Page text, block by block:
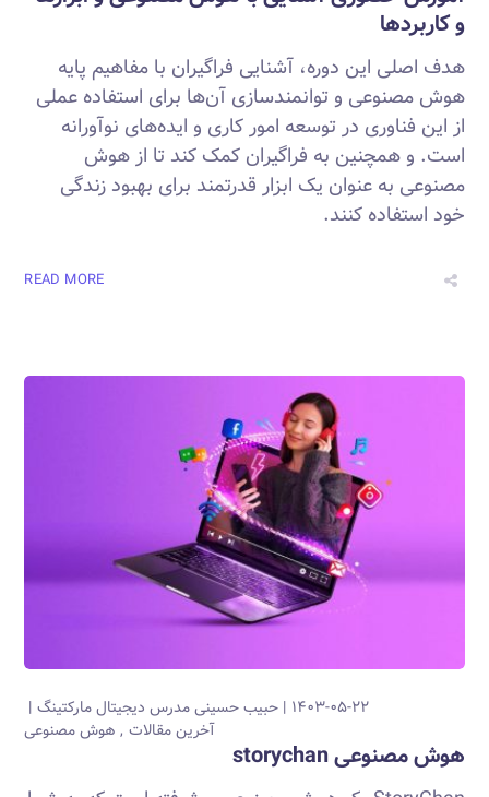
و کاربردها
هدف اصلی این دوره، آشنایی فراگیران با مفاهیم پایه
هوش مصنوعی و توانمندسازی آن‌ها برای استفاده عملی
از این فناوری در توسعه امور کاری و ایده‌های نوآورانه
است. و همچنین به فراگیران کمک کند تا از هوش
مصنوعی به عنوان یک ابزار قدرتمند برای بهبود زندگی
خود استفاده کنند.
READ MORE
۱۴۰۳-۰۵-۲۲ حبیب حسینیمدرس دیجیتال مارکتینگ
آخرین مقالات
هوش مصنوعی
هوش مصنوعی storychan